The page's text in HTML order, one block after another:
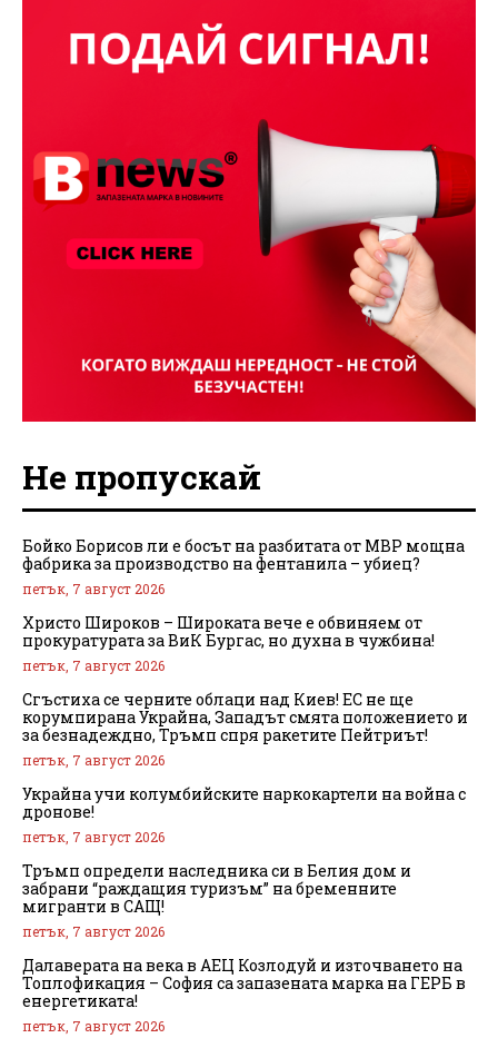
Не пропускай
Бойко Борисов ли е босът на разбитата от МВР мощна
фабрика за производство на фентанила – убиец?
петък, 7 август 2026
Христо Широков – Широката вече е обвиняем от
прокуратурата за ВиК Бургас, но духна в чужбина!
петък, 7 август 2026
Сгъстиха се черните облаци над Киев! ЕС не ще
корумпирана Украйна, Западът смята положението и
за безнадеждно, Тръмп спря ракетите Пейтриът!
петък, 7 август 2026
Украйна учи колумбийските наркокартели на война с
дронове!
петък, 7 август 2026
Тръмп определи наследника си в Белия дом и
забрани “раждащия туризъм” на бременните
мигранти в САЩ!
петък, 7 август 2026
Далаверата на века в АЕЦ Козлодуй и източването на
Топлофикация – София са запазената марка на ГЕРБ в
енергетиката!
петък, 7 август 2026